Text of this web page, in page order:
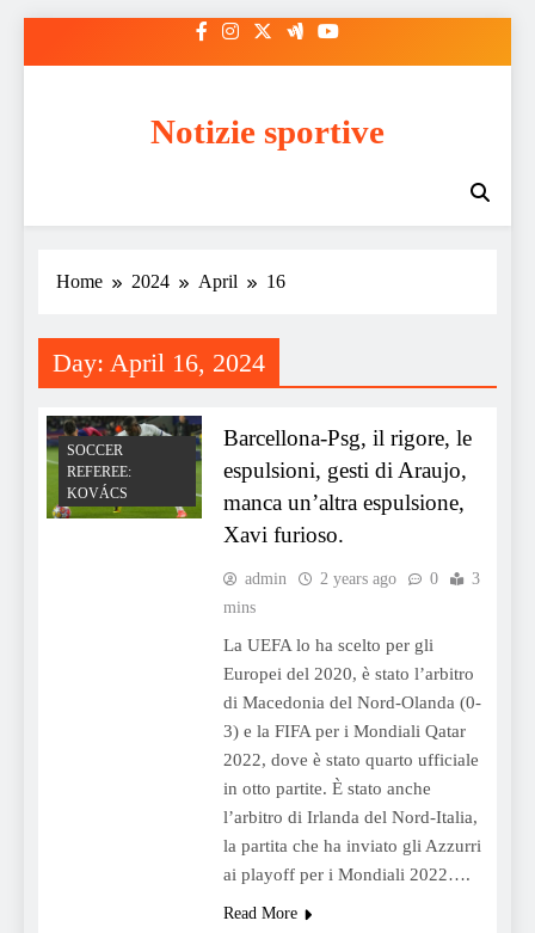
Notizie sportive
Home 2024 April 16
Day: April 16, 2024
SOCCER
REFEREE:
KOVÁCS
Barcellona-Psg, il rigore, le
espulsioni, gesti di Araujo,
manca un’altra espulsione,
Xavi furioso.
admin 2 years ago 0
3
mins
La UEFA lo ha scelto per gli
Europei del 2020, è stato l’arbitro
di Macedonia del Nord-Olanda (0-
3) e la FIFA per i Mondiali Qatar
2022, dove è stato quarto ufficiale
in otto partite. È stato anche
l’arbitro di Irlanda del Nord-Italia,
la partita che ha inviato gli Azzurri
ai playoff per i Mondiali 2022….
Read More